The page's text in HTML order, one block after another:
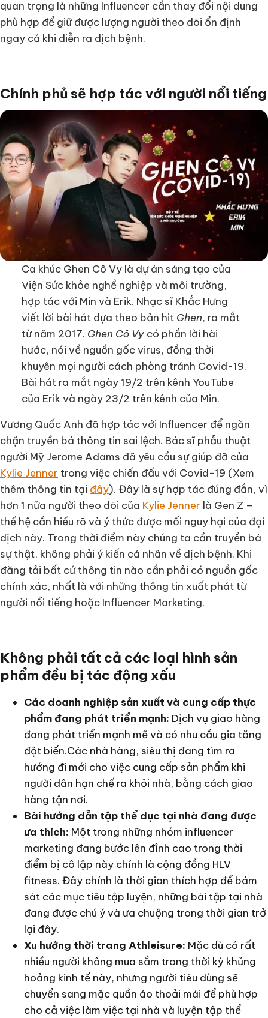
quan trọng là những Influencer cần thay đổi nội dung
phù hợp để giữ được lượng người theo dõi ổn định
ngay cả khi diễn ra dịch bệnh.
Chính phủ sẽ hợp tác với người nổi tiếng
Ca khúc Ghen Cô Vy là dự án sáng tạo của
Viện Sức khỏe nghề nghiệp và môi trường,
hợp tác với Min và Erik. Nhạc sĩ Khắc Hưng
viết lời bài hát dựa theo bản hit Ghen, ra mắt
từ năm 2017. Ghen Cô Vycó phần lời hài
hước, nói về nguồn gốc virus, đồng thời
khuyên mọi người cách phòng tránh Covid-19.
Bài hát ra mắt ngày 19/2 trên kênh YouTube
của Erik và ngày 23/2 trên kênh của Min.
Vương Quốc Anh đã hợp tác với Influencer để ngăn
chặn truyền bá thông tin sai lệch. Bác sĩ phẫu thuật
người Mỹ Jerome Adams đã yêu cầu sự giúp đỡ của
Kylie Jenner trong việc chiến đấu với Covid-19 (Xem
thêm thông tin tại đây). Đây là sự hợp tác đúng đắn, vì
hơn 1 nửa người theo dõi của Kylie Jenner là Gen Z –
thế hệ cần hiểu rõ và ý thức được mối nguy hại của đại
dịch này. Trong thời điểm này chúng ta cần truyền bá
sự thật, không phải ý kiến cá nhân về dịch bệnh. Khi
đăng tải bất cứ thông tin nào cần phải có nguồn gốc
chính xác, nhất là với những thông tin xuất phát từ
người nổi tiếng hoặc Influencer Marketing.
Không phải tất cả các loại hình sản
phẩm đều bị tác động xấu
Các doanh nghiệp sản xuất và cung cấp thực
phẩm đang phát triển mạnh: Dịch vụ giao hàng
đang phát triển mạnh mẽ và có nhu cầu gia tăng
đột biến.Các nhà hàng, siêu thị đang tìm ra
hướng đi mới cho việc cung cấp sản phẩm khi
người dân hạn chế ra khỏi nhà, bằng cách giao
hàng tận nơi.
Bài hướng dẫn tập thể dục tại nhà đang được
ưa thích: Một trong những nhóm influencer
marketing đang bước lên đỉnh cao trong thời
điểm bị cô lập này chính là cộng đồng HLV
fitness. Đây chính là thời gian thích hợp để bám
sát các mục tiêu tập luyện, những bài tập tại nhà
đang được chú ý và ưa chuộng trong thời gian trở
lại đây.
Xu hướng thời trang Athleisure: Mặc dù có rất
nhiều người không mua sắm trong thời kỳ khủng
hoảng kinh tế này, nhưng người tiêu dùng sẽ
chuyển sang mặc quần áo thoải mái để phù hợp
cho cả việc làm việc tại nhà và luyện tập thể